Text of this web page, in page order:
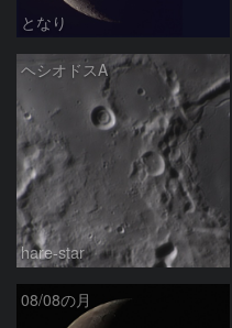
となり
ヘシオドスA
hare-star
08/08の月